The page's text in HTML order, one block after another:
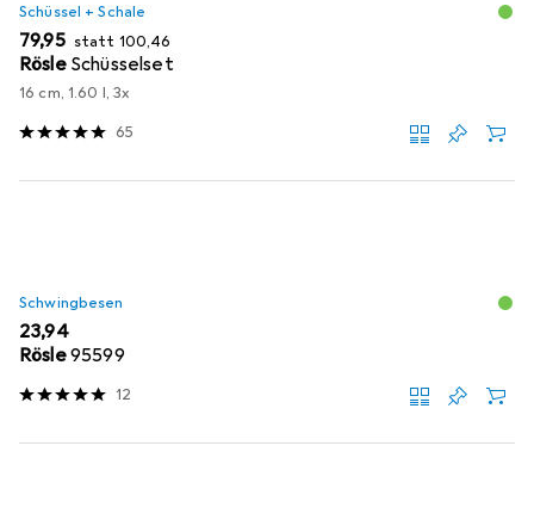
Schüssel + Schale
EUR
79,95 statt EUR
100,46
Rösle Schüsselset
16 cm, 1.60 l, 3x
65
Schwingbesen
EUR
23,94
Rösle95599
12